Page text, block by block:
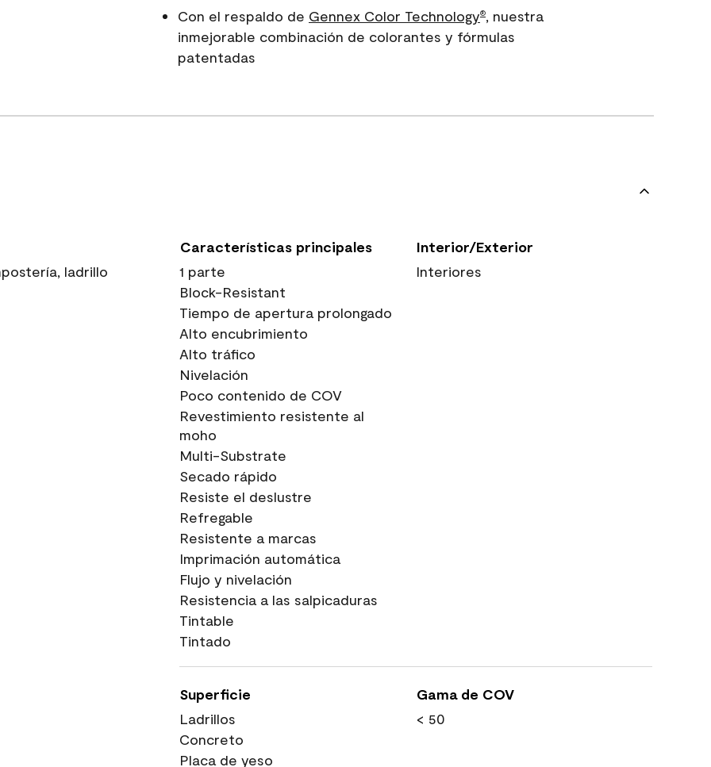
Con el respaldo de Gennex Color Technology®, nuestra
inmejorable combinación de colorantes y fórmulas
patentadas
ladrillo
Características principales
1 parte
Block-Resistant
Tiempo de apertura prolongado
Alto encubrimiento
Alto tráfico
Nivelación
Poco contenido de COV
Revestimiento resistente al
moho
Multi-Substrate
Secado rápido
Resiste el deslustre
Refregable
Resistente a marcas
Imprimación automática
Flujo y nivelación
Resistencia a las salpicaduras
Tintable
Tintado
Interior/Exterior
Interiores
Superficie
Ladrillos
Concreto
Placa de yeso
Gama de COV
< 50